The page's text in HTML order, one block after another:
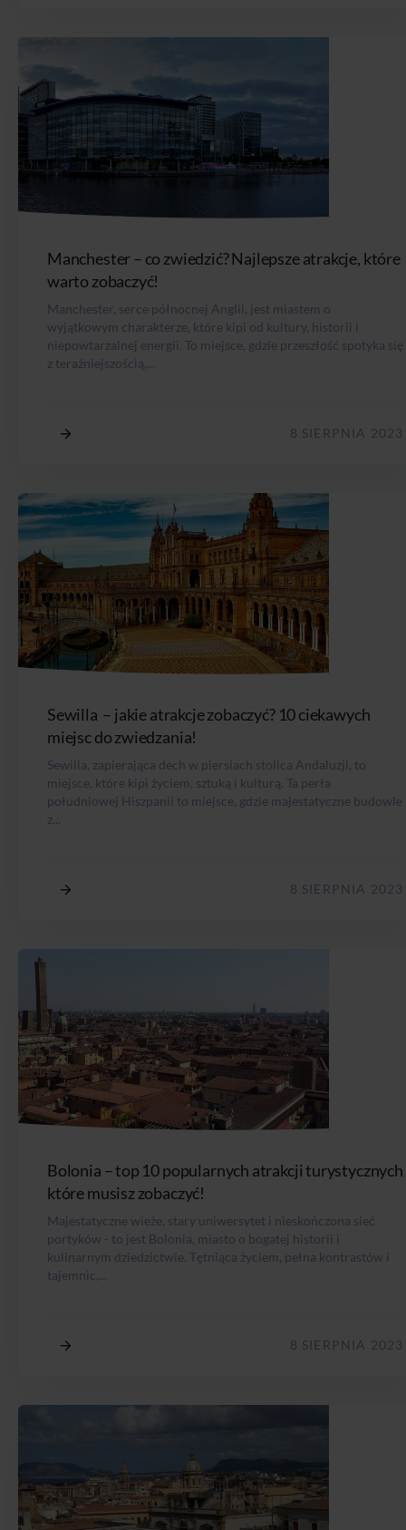
Manchester – co zwiedzić? Najlepsze atrakcje, które
warto zobaczyć!
Manchester, serce północnej Anglii, jest miastem o
wyjątkowym charakterze, które kipi od kultury, historii i
niepowtarzalnej energii. To miejsce, gdzie przeszłość spotyka się
z teraźniejszością,...
8 SIERPNIA 2023
Sewilla – jakie atrakcje zobaczyć? 10 ciekawych
miejsc do zwiedzania!
Sewilla, zapierająca dech w piersiach stolica Andaluzji, to
miejsce, które kipi życiem, sztuką i kulturą. Ta perła
południowej Hiszpanii to miejsce, gdzie majestatyczne budowle
z...
8 SIERPNIA 2023
Bolonia – top 10 popularnych atrakcji turystycznych
które musisz zobaczyć!
Majestatyczne wieże, stary uniwersytet i nieskończona sieć
portyków - to jest Bolonia, miasto o bogatej historii i
kulinarnym dziedzictwie. Tętniąca życiem, pełna kontrastów i
tajemnic,...
8 SIERPNIA 2023